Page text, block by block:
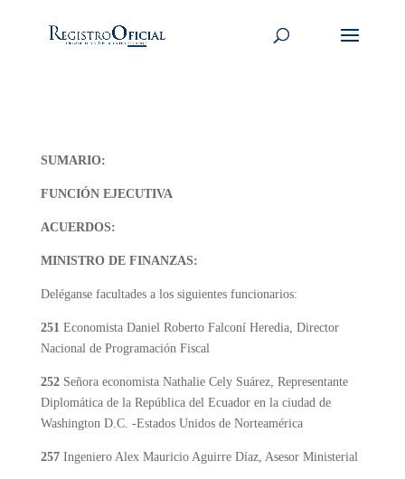
SUMARIO:
FUNCIÓN EJECUTIVA
ACUERDOS:
MINISTRO DE FINANZAS:
Deléganse facultades a los siguientes funcionarios:
251 Economista Daniel Roberto Falconí Heredia, Director
Nacional de Programación Fiscal
252 Señora economista Nathalie Cely Suárez, Representante
Diplomática de la República del Ecuador en la ciudad de
Washington D.C. -Estados Unidos de Norteamérica
257 Ingeniero Alex Mauricio Aguirre Díaz, Asesor Ministerial